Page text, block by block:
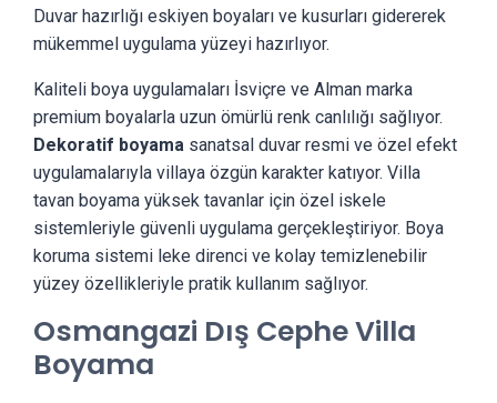
Duvar hazırlığı eskiyen boyaları ve kusurları gidererek
mükemmel uygulama yüzeyi hazırlıyor.
Kaliteli boya uygulamaları İsviçre ve Alman marka
premium boyalarla uzun ömürlü renk canlılığı sağlıyor.
Dekoratif boyama sanatsal duvar resmi ve özel efekt
uygulamalarıyla villaya özgün karakter katıyor. Villa
tavan boyama yüksek tavanlar için özel iskele
sistemleriyle güvenli uygulama gerçekleştiriyor. Boya
koruma sistemi leke direnci ve kolay temizlenebilir
yüzey özellikleriyle pratik kullanım sağlıyor.
Osmangazi Dış Cephe Villa
Boyama